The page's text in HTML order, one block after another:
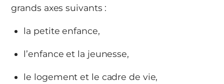
grands axes suivants :
la petite enfance,
l’enfance et la jeunesse,
le logement et le cadre de vie,